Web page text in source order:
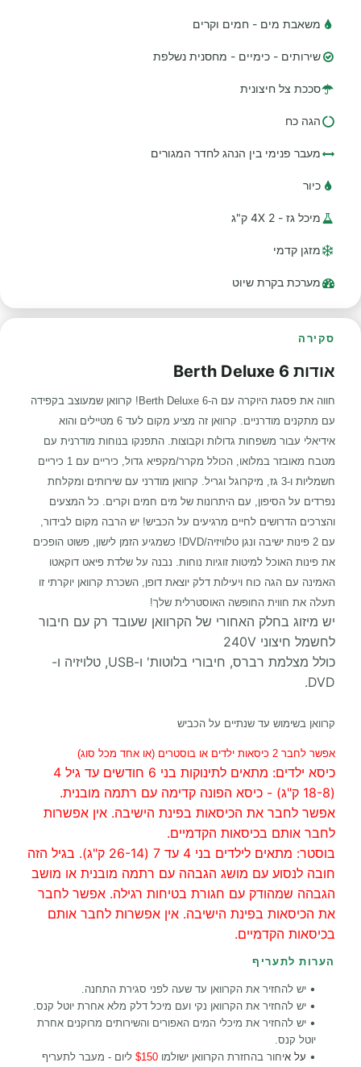
משאבת מים - חמים וקרים
שירותים - כימיים - מחסנית נשלפת
סככת צל חיצונית
הגה כח
מעבר פנימי בין הנהג לחדר המגורים
כיור
מיכל גז - 2 4X ק"ג
מזגן קדמי
מערכת בקרת שיוט
סקירה
אודות 6 Berth Deluxe
חווה את פסגת היוקרה עם ה-6 Berth Deluxe! קרוואן שמעוצב בקפידה
עם מתקנים מודרניים. קרוואן זה מציע מקום לעד 6 מטיילים והוא
אידיאלי עבור משפחות גדולות וקבוצות. התפנקו בנוחות מודרנית עם
מטבח מאובזר במלואו, הכולל מקרר/מקפיא גדול, כיריים עם 1 כיריים
חשמליות ו-3 גז, מיקרוגל וגריל. קרוואן מודרני עם שירותים ומקלחת
נפרדים על הסיפון, עם היתרונות של מים חמים וקרים. כל המצעים
והצרכים הדרושים לחיים מרגיעים על הכביש! יש הרבה מקום לבידור,
עם 2 פינות ישיבה ונגן טלוויזיה/DVD! כשמגיע הזמן לישון, פשוט הופכים
את פינות האוכל למיטות זוגיות נוחות. נבנה על שלדת פיאט דוקאטו
האמינה עם הגה כוח ויעילות דלק יוצאת דופן, השכרת קרוואן יוקרתי זו
תעלה את חווית החופשה האוסטרלית שלך!
יש מיזוג בחלק האחורי של הקרוואן שעובד רק עם חיבור
לחשמל חיצוני 240V
כולל מצלמת רברס, חיבורי בלוטות' ו-USB, טלויזיה ו-
DVD.
קרוואן בשימוש עד שנתיים על הכביש
אפשר לחבר 2 כיסאות ילדים או בוסטרים (או אחד מכל סוג)
כיסא ילדים: מתאים לתינוקות בני 6 חודשים עד גיל 4
(18-8 ק"ג) - כיסא הפונה קדימה עם רתמה מובנית.
אפשר לחבר את הכיסאות בפינת הישיבה. אין אפשרות
לחבר אותם בכיסאות הקדמיים.
בוסטר: מתאים לילדים בני 4 עד 7 (26-14 ק"ג). בגיל הזה
חובה לנסוע עם מושג הגבהה עם רתמה מובנית או מושב
הגבהה שמהודק עם חגורת בטיחות רגילה. אפשר לחבר
את הכיסאות בפינת הישיבה. אין אפשרות לחבר אותם
בכיסאות הקדמיים.
הערות לתעריף
• יש להחזיר את הקרוואן עד שעה לפני סגירת התחנה.
• יש להחזיר את הקרוואן נקי ועם מיכל דלק מלא אחרת יוטל קנס.
• יש להחזיר את מיכלי המים האפורים והשירותים מרוקנים אחרת
יוטל קנס.
• על איחור בהחזרת הקרוואן ישולמו $150 ליום - מעבר לתעריף